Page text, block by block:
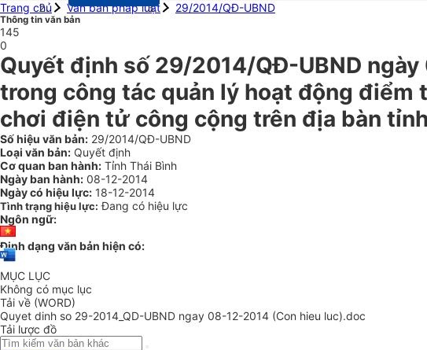
Trang chủ
Văn bản pháp luật 29/2014/QĐ-UBND
Thông tin văn bản
145
0
Quyết định số 29/2014/QĐ-UBND
trong công tác quản lý hoạt động
chơi điện tử công cộng trên địa bàn
Số hiệu văn bản: 29/2014/QĐ-UBND
Loại văn bản: Quyết định
Cơ quan ban hành: Tỉnh Thái Bình
Ngày ban hành: 08-12-2014
Ngày có hiệu lực: 18-12-2014
Tình trạng hiệu lực: Đang có hiệu lực
Ngôn ngữ:
Định dạng văn bản hiện có:
MỤC LỤC
Không có mục lục
Tải về (WORD)
Quyet dinh so 29-2014_QD-UBND ngay 08-12-2014 (Con hieu luc).doc
Tải lược đồ